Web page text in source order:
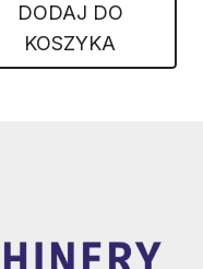
DODAJ DO
KOSZYKA